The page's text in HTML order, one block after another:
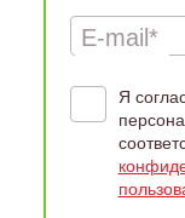
E-mail*
Я